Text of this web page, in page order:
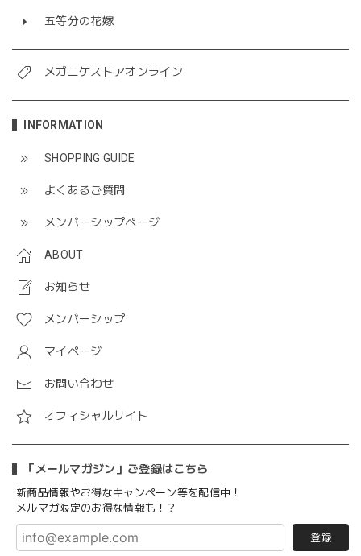
五等分の花嫁
メガニケストアオンライン
INFORMATION
SHOPPING GUIDE
よくあるご質問
メンバーシップページ
ABOUT
お知らせ
メンバーシップ
マイページ
お問い合わせ
オフィシャルサイト
「メールマガジン」ご登録はこちら
新商品情報やお得なキャンペーン等を配信中！
メルマガ限定のお得な情報も！？
登録